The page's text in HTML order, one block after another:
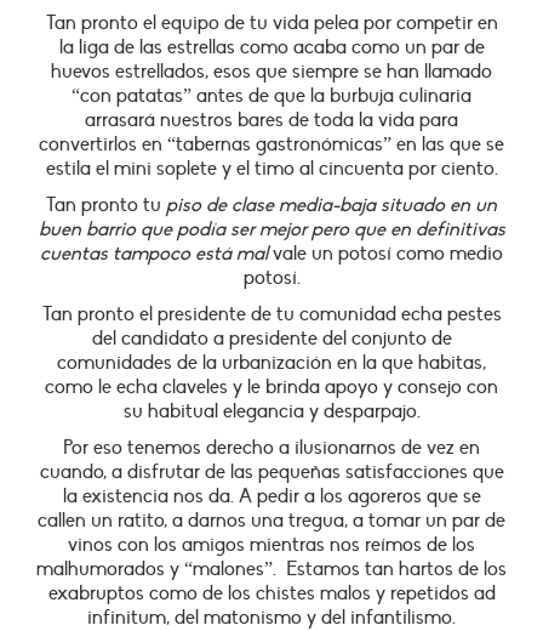
Tan pronto el equipo de tu vida pelea por competir en
la liga de las estrellas como acaba como un par de
huevos estrellados, esos que siempre se han llamado
“con patatas” antes de que la burbuja culinaria
arrasará nuestros bares de toda la vida para
convertirlos en “tabernas gastronómicas” en las que se
estila el mini soplete y el timo al cincuenta por ciento.
Tan pronto tu piso de clase media-baja situado en un
buen barrio que podía ser mejor pero que en definitivas
cuentas tampoco está malvale un potosí como medio
potosí.
Tan pronto el presidente de tu comunidad echa pestes
del candidato a presidente del conjunto de
comunidades de la urbanización en la que habitas,
como le echa claveles y le brinda apoyo y consejo con
su habitual elegancia y desparpajo.
Por eso tenemos derecho a ilusionarnos de vez en
cuando, a disfrutar de las pequeñas satisfacciones que
la existencia nos da. A pedir a los agoreros que se
callen un ratito, a darnos una tregua, a tomar un par de
vinos con los amigos mientras nos reímos de los
malhumorados y “malones”. Estamos tan hartos de los
exabruptos como de los chistes malos y repetidos ad
infinitum, del matonismo y del infantilismo.